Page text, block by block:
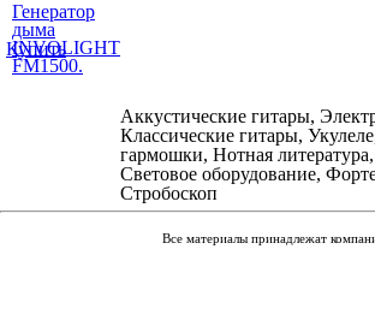
Генератор
дыма
INVOLIGHT
FM1500.
Купить
Аккустические гитары,
Классические гитары,
гармошки, Нотная
Световое оборудование,
Стробоскоп
Все материалы принадлежат